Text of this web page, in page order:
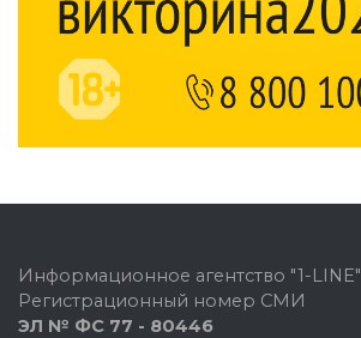
Информационное агентство "1-LINE"
Регистрационный номер СМИ
ЭЛ № ФС 77 - 80446